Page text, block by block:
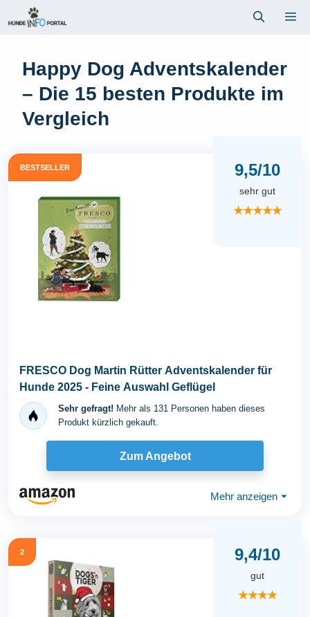
Inhalt
Happy Dog Adventskalender
– Die 15 besten Produkte im
Vergleich
BESTSELLER 9,5/10
sehr gut
★★★★★
FRESCO Dog Martin Rütter Adventskalender für
Hunde 2025 - Feine Auswahl Geflügel
Sehr gefragt! Mehr als 131 Personen haben dieses
Produkt kürzlich gekauft.
Zum Angebot
Mehr anzeigen ⏷
2 9,4/10
gut
★★★★